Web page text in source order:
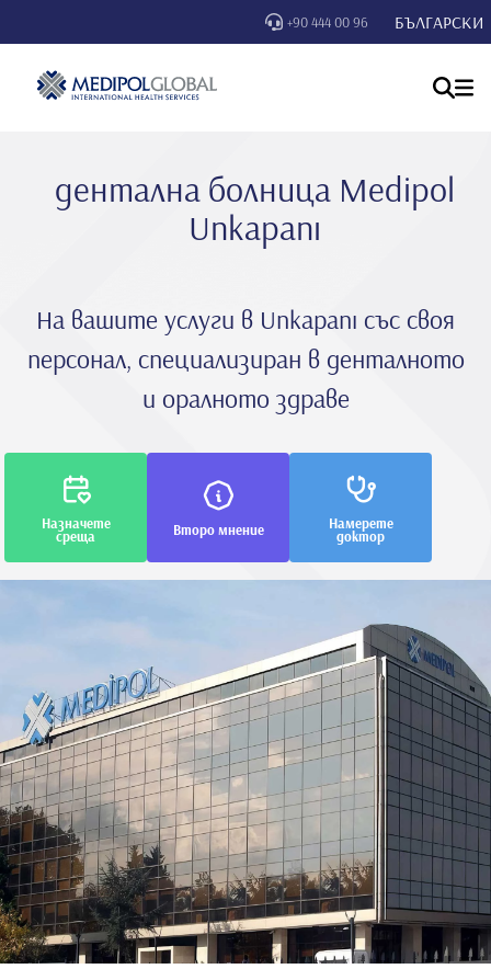
+90 444 00 96 БЪЛГАРСКИ
дентална болница Medipol
Unkapanı
На вашите услуги в Unkapanı със своя
персонал, специализиран в денталното
и оралното здраве
Назначете
среща Второ мнение Намерете
доктор